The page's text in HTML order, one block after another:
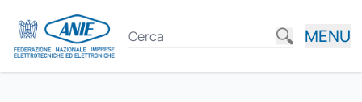
MENU